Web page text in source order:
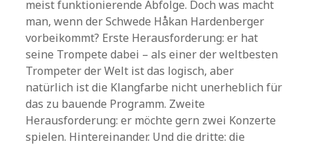
meist funktionierende Abfolge. Doch was macht
man, wenn der Schwede Håkan Hardenberger
vorbeikommt? Erste Herausforderung: er hat
seine Trompete dabei – als einer der weltbesten
Trompeter der Welt ist das logisch, aber
natürlich ist die Klangfarbe nicht unerheblich für
das zu bauende Programm. Zweite
Herausforderung: er möchte gern zwei Konzerte
spielen. Hintereinander. Und die dritte: die